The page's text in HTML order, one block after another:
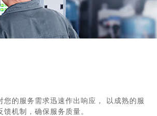
您的服务需求迅速作出响应， 以成熟的服
机制，确保服务质量。